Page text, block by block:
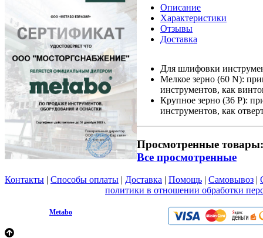
Описание
Характеристики
Отзывы
Доставка
Для шлифовки
Мелкое зерно (60 N):
инструментов, как
Крупное зерно (36 P):
инструментов, как
Просмотренные товары:
Все просмотренные
Контакты | Способы оплаты | Доставка | Помощь | Самовывоз |
политики в отношении обработки
Metabo